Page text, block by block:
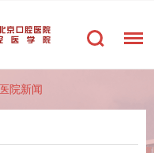
医院新闻